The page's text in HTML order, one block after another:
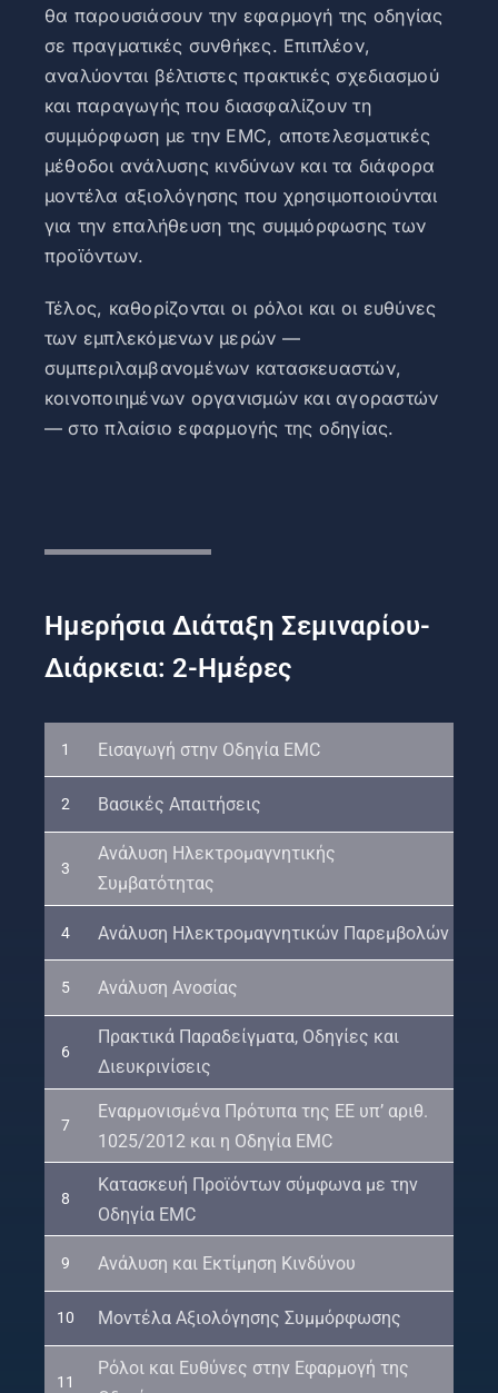
θα παρουσιάσουν την εφαρμογή της οδηγίας
σε πραγματικές συνθήκες. Επιπλέον,
αναλύονται βέλτιστες πρακτικές σχεδιασμού
και παραγωγής που διασφαλίζουν τη
συμμόρφωση με την EMC, αποτελεσματικές
μέθοδοι ανάλυσης κινδύνων και τα διάφορα
μοντέλα αξιολόγησης που χρησιμοποιούνται
για την επαλήθευση της συμμόρφωσης των
προϊόντων.
Τέλος, καθορίζονται οι ρόλοι και οι ευθύνες
των εμπλεκόμενων μερών —
συμπεριλαμβανομένων κατασκευαστών,
κοινοποιημένων οργανισμών και αγοραστών
— στο πλαίσιο εφαρμογής της οδηγίας.
Ημερήσια Διάταξη Σεμιναρίου-
Διάρκεια: 2-Ημέρες
1 Εισαγωγή στην Οδηγία EMC
2 Βασικές Απαιτήσεις
3
Ανάλυση Ηλεκτρομαγνητικής
Συμβατότητας
4 Ανάλυση Ηλεκτρομαγνητικών Παρεμβολών
5 Ανάλυση Ανοσίας
6
Πρακτικά Παραδείγματα, Οδηγίες και
Διευκρινίσεις
7
Εναρμονισμένα Πρότυπα της ΕΕ υπ’ αριθ.
1025/2012 και η Οδηγία EMC
8
Κατασκευή Προϊόντων σύμφωνα με την
Οδηγία EMC
9 Ανάλυση και Εκτίμηση Κινδύνου
10 Μοντέλα Αξιολόγησης Συμμόρφωσης
11
Ρόλοι και Ευθύνες στην Εφαρμογή της